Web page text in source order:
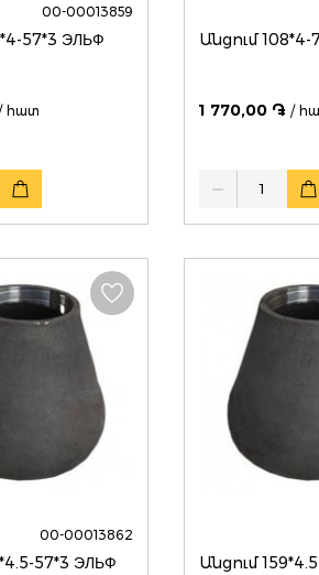
00-00013859
Անցում 108*4-57*3 ЭЛЬФ
հատ
Անցում 108*4-
1 770,00 ֏ /
00-00013862
57*3 ЭЛЬФ Անցում